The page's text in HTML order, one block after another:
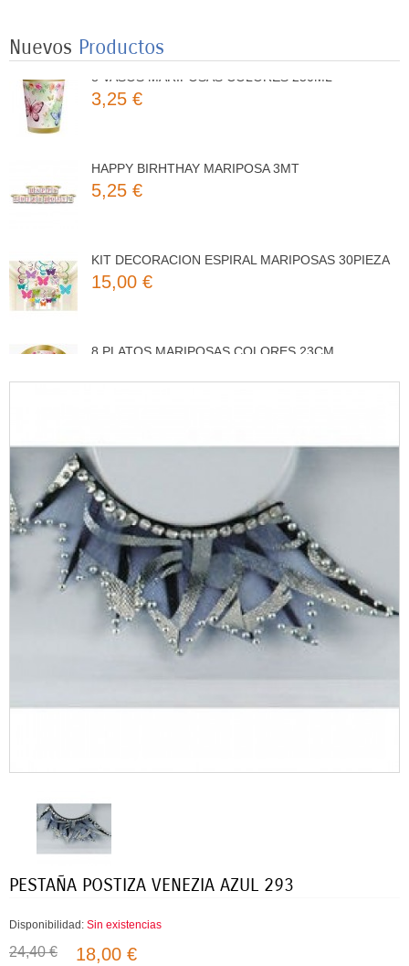
Nuevos Productos
8 VASOS MARIPOSAS COLORES 250ML
3,25 €
5,25 €
15,00 €
3,50 €
PESTAÑA POSTIZA VENEZIA AZUL 293
Disponibilidad: Sin existencias
24,40 € 18,00 €